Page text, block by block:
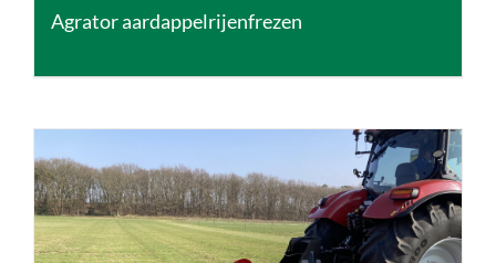
Agrator aardappelrijenfrezen